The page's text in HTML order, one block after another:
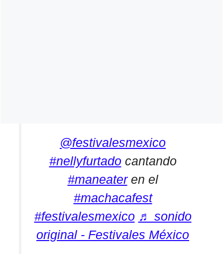
@festivalesmexico
#nellyfurtado cantando
#maneateren el
#machacafest
#festivalesmexico ♬ sonido
original - Festivales México